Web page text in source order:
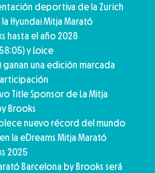
deportiva de la Zurich
Hyundai Mitja Marató
hasta el año 2028
y Loice
ganan una edición marcada
Title Sponsor de La Mitja
Brooks
nuevo récord del mundo
la eDreams Mitja Marató
2025​
Barcelona by Brooks será